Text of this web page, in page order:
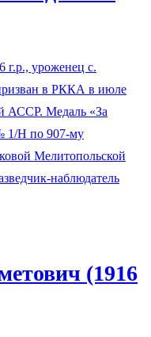
уроженец с.
в РККА в июле
АССР. Медаль «За
1/Н по 907-му
Мелитопольской
наблюдатель
(1916